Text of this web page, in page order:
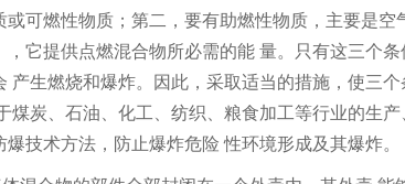
或可燃性物质；第二，要有助燃性物质，主要是空
它提供点燃混合物所必需的能 量。只有这三个
产生燃烧和爆炸。因此，采取适当的措施，使三
煤炭、石油、化工、纺织、粮食加工等行业的生产
技术方法，防止爆炸危险 性环境形成及其爆炸。